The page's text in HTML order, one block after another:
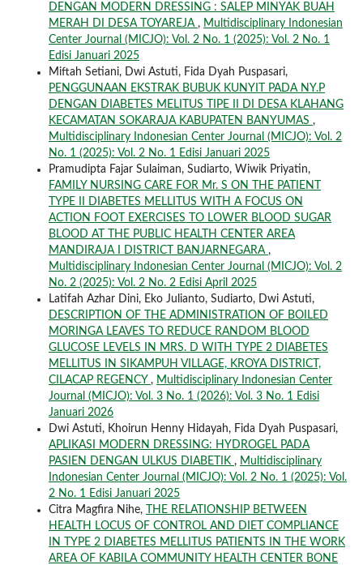
DENGAN MODERN DRESSING : SALEP MINYAK BUAH
MERAH DI DESA TOYAREJA , Multidisciplinary Indonesian
Center Journal (MICJO): Vol. 2 No. 1 (2025): Vol. 2 No. 1
Edisi Januari 2025
Miftah Setiani, Dwi Astuti, Fida Dyah Puspasari,
PENGGUNAAN EKSTRAK BUBUK KUNYIT PADA NY.P
DENGAN DIABETES MELITUS TIPE II DI DESA KLAHANG
KECAMATAN SOKARAJA KABUPATEN BANYUMAS ,
Multidisciplinary Indonesian Center Journal (MICJO): Vol. 2
No. 1 (2025): Vol. 2 No. 1 Edisi Januari 2025
Pramudipta Fajar Sulaiman, Sudiarto, Wiwik Priyatin,
FAMILY NURSING CARE FOR Mr. S ON THE PATIENT
TYPE II DIABETES MELLITUS WITH A FOCUS ON
ACTION FOOT EXERCISES TO LOWER BLOOD SUGAR
BLOOD AT THE PUBLIC HEALTH CENTER AREA
MANDIRAJA I DISTRICT BANJARNEGARA ,
Multidisciplinary Indonesian Center Journal (MICJO): Vol. 2
No. 2 (2025): Vol. 2 No. 2 Edisi April 2025
Latifah Azhar Dini, Eko Julianto, Sudiarto, Dwi Astuti,
DESCRIPTION OF THE ADMINISTRATION OF BOILED
MORINGA LEAVES TO REDUCE RANDOM BLOOD
GLUCOSE LEVELS IN MRS. D WITH TYPE 2 DIABETES
MELLITUS IN SIKAMPUH VILLAGE, KROYA DISTRICT,
CILACAP REGENCY , Multidisciplinary Indonesian Center
Journal (MICJO): Vol. 3 No. 1 (2026): Vol. 3 No. 1 Edisi
Januari 2026
Dwi Astuti, Khoirun Henny Hidayah, Fida Dyah Puspasari,
APLIKASI MODERN DRESSING: HYDROGEL PADA
PASIEN DENGAN ULKUS DIABETIK , Multidisciplinary
Indonesian Center Journal (MICJO): Vol. 2 No. 1 (2025): Vol.
2 No. 1 Edisi Januari 2025
Citra Magfira Nihe,
THE RELATIONSHIP BETWEEN
HEALTH LOCUS OF CONTROL AND DIET COMPLIANCE
IN TYPE 2 DIABETES MELLITUS PATIENTS IN THE WORK
AREA OF KABILA COMMUNITY HEALTH CENTER BONE